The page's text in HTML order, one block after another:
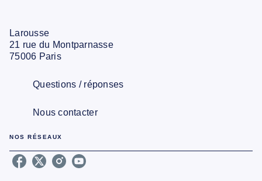
Larousse
21 rue du Montparnasse
75006 Paris
Questions / réponses
Nous contacter
NOS RÉSEAUX